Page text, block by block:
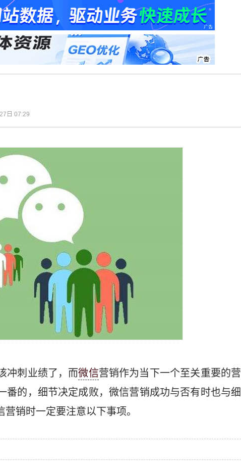
日 07:29
冲刺业绩了，而微信营销作为当下一个至关重要的营
的，细节决定成败，微信营销成功与否有时也与细
销时一定要注意以下事项。